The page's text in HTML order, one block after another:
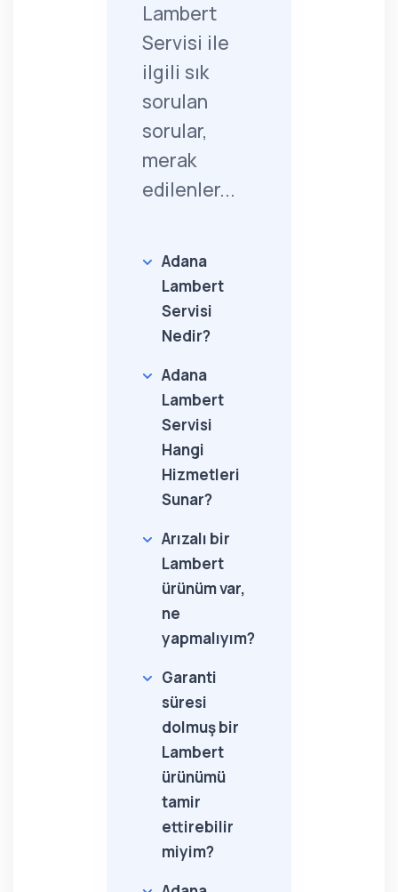
Lambert
Servisi ile
ilgili sık
sorulan
sorular,
merak
edilenler...
Adana
Lambert
Servisi
Nedir?
Adana
Lambert
Servisi
Hangi
Hizmetleri
Sunar?
Arızalı bir
Lambert
ürünüm var,
ne
yapmalıyım?
Garanti
süresi
dolmuş bir
Lambert
ürünümü
tamir
ettirebilir
miyim?